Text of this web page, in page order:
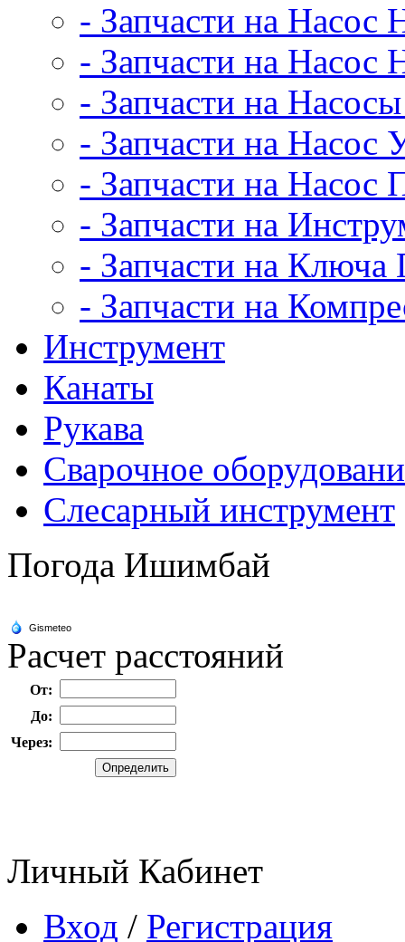
- Запчасти на
- Запчасти на Насос
- Запчасти на
- Запчасти на Насос
- Запчасти на
- Запчасти на
- Запчасти на
- Запчасти на
Инструмент
Канаты
Рукава
Сварочное
Слесарный инструмент
Погода Ишимбай
Расчет расстояний
От:
До:
Через:
Личный Кабинет
Вход / Регистрация